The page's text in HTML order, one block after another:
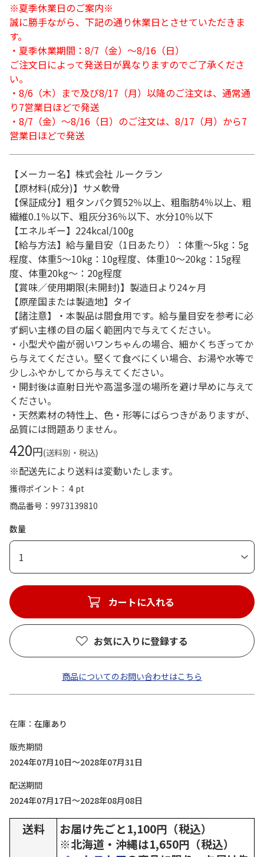
※夏季休業日のご案内※
誠に勝手ながら、下記の通り休業日とさせていただきま
す。
・夏季休業期間：8/7（金）～8/16（日）
ご注文日によって発送日が異なりますのでご了承くださ
い。
・8/6（木）まで及び8/17（月）以降のご注文は、通常通
り7営業日ほどで発送
・8/7（金）～8/16（日）のご注文は、8/17（月）から7
営業日ほどで発送
【メーカー名】株式会社 ルークラン
【原材料(成分)】サメ軟骨
【保証成分】粗タンパク質52％以上、粗脂肪4％以上、粗
繊維0.1％以下、粗灰分36％以下、水分10％以下
【エネルギー】224kcal/100g
【給与方法】給与量目安（1日あたり）：体重～5kg：5g
程度、体重5～10kg：10g程度、体重10～20kg：15g程
度、体重20kg～：20g程度
【賞味／使用期限(未開封)】製造日より24ヶ月
【原産国または製造地】タイ
【諸注意】・本製品は間食用です。給与量目安を参考に必
ず飼い主様の目の届く範囲内で与えてください。
・小型犬や歯が弱いワンちゃんの場合、細かくちぎってか
ら与えてください。堅くて食べにくい場合、お湯や水等で
少しふやかしてから与えてください。
・開封後は直射日光や高温多湿の場所を避け早めに与えて
ください。
・天然素材の特性上、色・形等にばらつきがありますが、
品質には問題ありません。
420円(送料別・税込)
※配送先により送料は変動いたします。
獲得ポイント： 4 pt
商品番号
9973139810
数量
1
カートに入れる
お気に入りに登録する
商品についてのお問い合わせはこちら
在庫
在庫あり
販売期間
2024年07月10日～2028年07月31日
配送期間
2024年07月17日～2028年08月08日
送料
お届け先ごと1,100円（税込）
※北海道・沖縄は1,650円（税込）